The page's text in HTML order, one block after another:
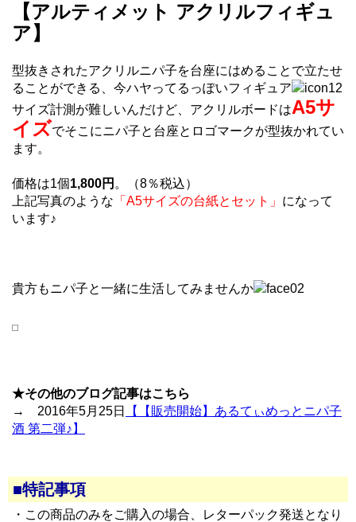
【アルティメット アクリルフィギュ
ア】
型抜きされたアクリルニパ子を台座にはめることで立たせ
ることができる、今ハヤってるっぽいフィギュア
サイズ計測が難しいんだけど、アクリルボードはA5サ
イズでそこにニパ子と台座とロゴマークが型抜かれてい
ます。
価格は1個1,800円 。（8％税込）
上記写真のような 「A5サイズの台紙とセット」 になって
います♪
貴方もニパ子と一緒に生活してみませんか
★その他のブログ記事はこちら
→ 2016年5月25日
【【販売開始】あるてぃめっとニパ子
酒 第二弾♪】
■特記事項
・この商品のみをご購入の場合、レターパック発送となり